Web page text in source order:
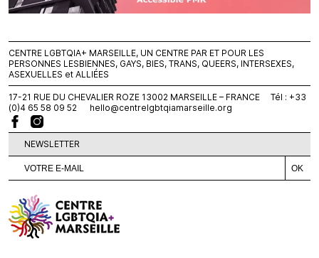
CENTRE LGBTQIA+ MARSEILLE, UN CENTRE PAR ET POUR LES
PERSONNES LESBIENNES, GAYS, BIES, TRANS, QUEERS, INTERSEXES,
ASEXUELLES et ALLIÉES
17-21 RUE DU CHEVALIER ROZE 13002 MARSEILLE – FRANCE Tél : +33
(0)4 65 58 09 52
hello@centrelgbtqiamarseille.org
NEWSLETTER